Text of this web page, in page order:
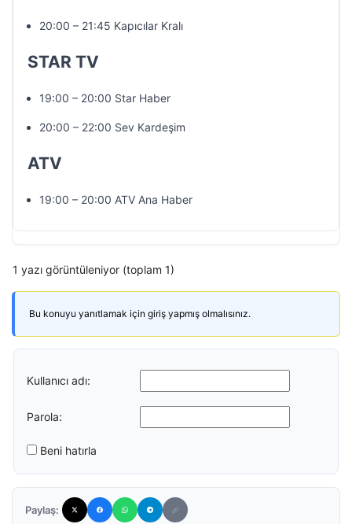
20:00 – 21:45 Kapıcılar Kralı
STAR TV
19:00 – 20:00 Star Haber
20:00 – 22:00 Sev Kardeşim
ATV
19:00 – 20:00 ATV Ana Haber
1 yazı görüntüleniyor (toplam 1)
Bu konuyu yanıtlamak için giriş yapmış olmalısınız.
Kullanıcı adı:
Parola:
Beni hatırla
Paylaş: